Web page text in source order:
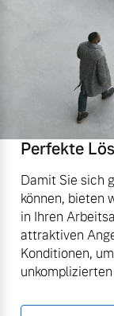
Perfekte
Damit Sie sich
können, bieten
in Ihren
attraktiven
Konditionen,